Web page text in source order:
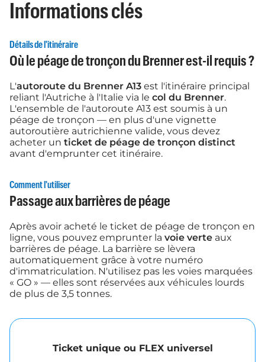
Informations clés
Détails de l'itinéraire
Où le péage de tronçon du Brenner est-il requis ?
L'autoroute du Brenner A13 est l'itinéraire principal
reliant l'Autriche à l'Italie via le col du Brenner.
L'ensemble de l'autoroute A13 est soumis à un
péage de tronçon — en plus d'une vignette
autoroutière autrichienne valide, vous devez
acheter un ticket de péage de tronçon distinct
avant d'emprunter cet itinéraire.
Comment l'utiliser
Passage aux barrières de péage
Après avoir acheté le ticket de péage de tronçon en
ligne, vous pouvez emprunter la voie verte aux
barrières de péage. La barrière se lèvera
automatiquement grâce à votre numéro
d'immatriculation. N'utilisez pas les voies marquées
« GO » — elles sont réservées aux véhicules lourds
de plus de 3,5 tonnes.
Ticket unique ou FLEX universel